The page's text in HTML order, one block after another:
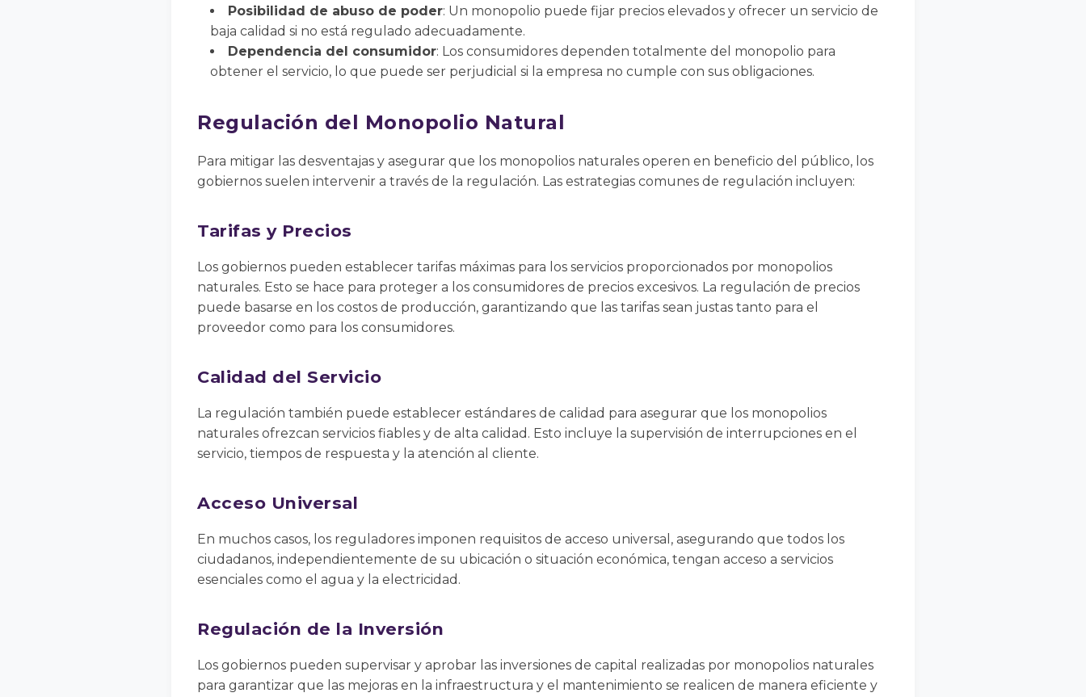
Posibilidad de abuso de poder: Un monopolio puede fijar precios elevados y ofrecer un servicio de
baja calidad si no está regulado adecuadamente.
Dependencia del consumidor: Los consumidores dependen totalmente del monopolio para
obtener el servicio, lo que puede ser perjudicial si la empresa no cumple con sus obligaciones.
Regulación del Monopolio Natural
Para mitigar las desventajas y asegurar que los monopolios naturales operen en beneficio del público, los
gobiernos suelen intervenir a través de la regulación. Las estrategias comunes de regulación incluyen:
Tarifas y Precios
Los gobiernos pueden establecer tarifas máximas para los servicios proporcionados por monopolios
naturales. Esto se hace para proteger a los consumidores de precios excesivos. La regulación de precios
puede basarse en los costos de producción, garantizando que las tarifas sean justas tanto para el
proveedor como para los consumidores.
Calidad del Servicio
La regulación también puede establecer estándares de calidad para asegurar que los monopolios
naturales ofrezcan servicios fiables y de alta calidad. Esto incluye la supervisión de interrupciones en el
servicio, tiempos de respuesta y la atención al cliente.
Acceso Universal
En muchos casos, los reguladores imponen requisitos de acceso universal, asegurando que todos los
ciudadanos, independientemente de su ubicación o situación económica, tengan acceso a servicios
esenciales como el agua y la electricidad.
Regulación de la Inversión
Los gobiernos pueden supervisar y aprobar las inversiones de capital realizadas por monopolios naturales
para garantizar que las mejoras en la infraestructura y el mantenimiento se realicen de manera eficiente y